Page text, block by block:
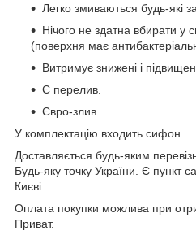
Легко змиваються будь-які
Нічого не здатна вбирати у
(поверхня має
Витримує знижені і
Є перелив.
Євро-злив.
У комплектацію входить сифон.
Доставляється будь-яким
Будь-яку точку України. Є пункт
Києві.
Оплата покупки можлива при
Приват.